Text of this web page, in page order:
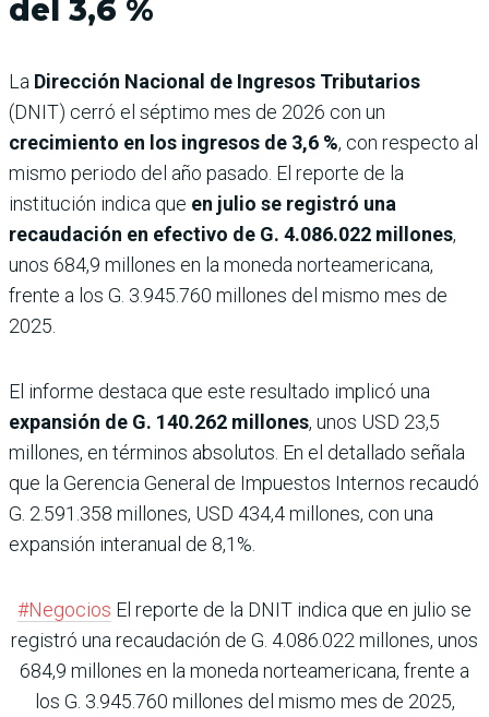
del 3,6 %
La Dirección Nacional de Ingresos Tributarios
(DNIT) cerró el séptimo mes de 2026 con un
crecimiento en los ingresos de 3,6 %, con respecto al
mismo periodo del año pasado. El reporte de la
institución indica que en julio se registró una
recaudación en efectivo de G. 4.086.022 millones,
unos 684,9 millones en la moneda norteamericana,
frente a los G. 3.945.760 millones del mismo mes de
2025.
El informe destaca que este resultado implicó una
expansión de G. 140.262 millones, unos USD 23,5
millones, en términos absolutos. En el detallado señala
que la Gerencia General de Impuestos Internos recaudó
G. 2.591.358 millones, USD 434,4 millones, con una
expansión interanual de 8,1%.
#Negocios El reporte de la DNIT indica que en julio se
registró una recaudación de G. 4.086.022 millones, unos
684,9 millones en la moneda norteamericana, frente a
los G. 3.945.760 millones del mismo mes de 2025,